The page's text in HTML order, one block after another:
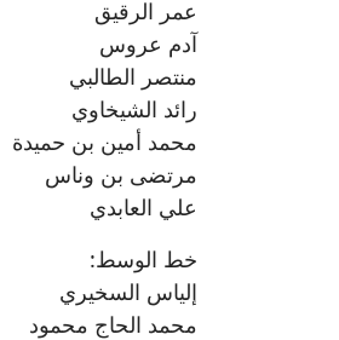
عمر الرقيق
آدم عروس
منتصر الطالبي
رائد الشيخاوي
محمد أمين بن حميدة
مرتضى بن وناس
علي العابدي
خط الوسط:
إلياس السخيري
محمد الحاج محمود